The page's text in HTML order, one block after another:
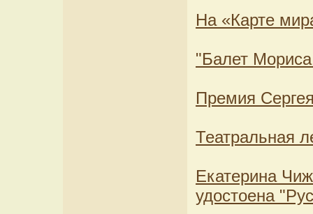
На «Карте
"Балет
Премия
Театральная
Екатерина
удостоена